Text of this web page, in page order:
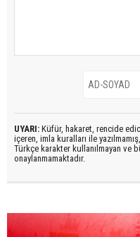
UYARI: Küfür, hakaret, rencide
içeren, imla kuralları ile yazılmamış,
Türkçe karakter kullanılmayan ve
onaylanmamaktadır.